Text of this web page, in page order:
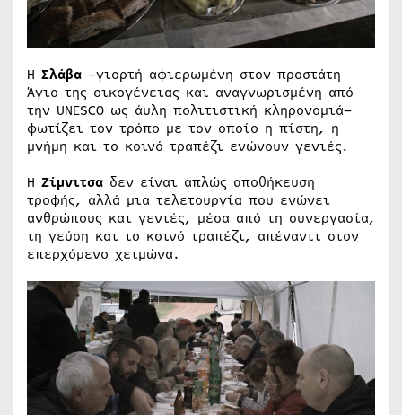
Η Σλάβα –γιορτή αφιερωμένη στον προστάτη
Άγιο της οικογένειας και αναγνωρισμένη από
την UNESCO ως άυλη πολιτιστική κληρονομιά–
φωτίζει τον τρόπο με τον οποίο η πίστη, η
μνήμη και το κοινό τραπέζι ενώνουν γενιές.
Η Ζίμνιτσα δεν είναι απλώς αποθήκευση
τροφής, αλλά μια τελετουργία που ενώνει
ανθρώπους και γενιές, μέσα από τη συνεργασία,
τη γεύση και το κοινό τραπέζι, απέναντι στον
επερχόμενο χειμώνα.